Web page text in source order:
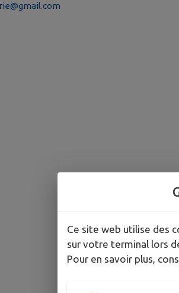
Ce site web utilise des
sur votre terminal lors
Pour en savoir plus,